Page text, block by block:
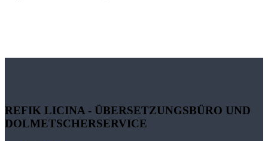
REFIK LICINA - ÜBERSETZUNGSBÜRO UND
DOLMETSCHERSERVICE